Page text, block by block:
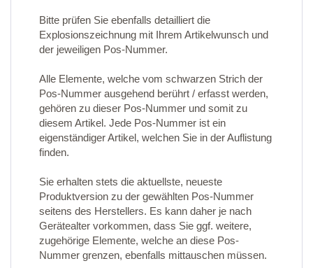
Bitte prüfen Sie ebenfalls detailliert die
Explosionszeichnung mit Ihrem Artikelwunsch und
der jeweiligen Pos-Nummer.
Alle Elemente, welche vom schwarzen Strich der
Pos-Nummer ausgehend berührt / erfasst werden,
gehören zu dieser Pos-Nummer und somit zu
diesem Artikel. Jede Pos-Nummer ist ein
eigenständiger Artikel, welchen Sie in der Auflistung
finden.
Sie erhalten stets die aktuellste, neueste
Produktversion zu der gewählten Pos-Nummer
seitens des Herstellers. Es kann daher je nach
Gerätealter vorkommen, dass Sie ggf. weitere,
zugehörige Elemente, welche an diese Pos-
Nummer grenzen, ebenfalls mittauschen müssen.